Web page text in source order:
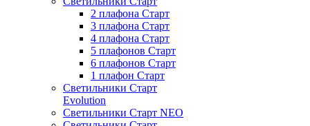
2 плафона Старт
3 плафона Старт
4 плафона Старт
5 плафонов Старт
6 плафонов Старт
1 плафон Старт
Светильники Старт
Evolution
Светильники Старт NEO